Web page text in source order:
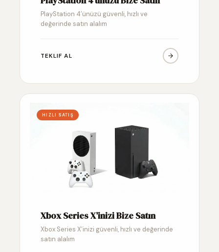
PlayStation 4’ünüzü güvenli, hızlı ve
değerinde satın alalım
TEKLIF AL
HIZLI SATIŞ
Xbox Series X’inizi Bize Satın
Xbox Series X’inizi güvenli, hızlı ve değerinde
satın alalım